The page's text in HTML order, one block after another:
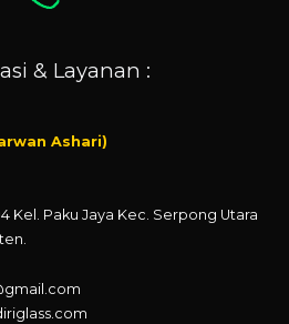
& Layanan :
Ashari)
Kel. Paku Jaya Kec. Serpong Utara